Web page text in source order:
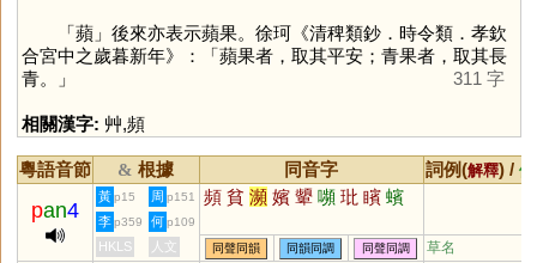
「 蘋」後來亦表示蘋果。徐珂《清稗類鈔．時令類．孝欽
合宮中之歲暮新年》：「蘋果者，取其平安；青果者，取其長
青。」
311 字
相關漢字: 艸,頻
粵語音節 & 根據 同音字 詞例(解釋) /
pan4
黃 p15 周 p151 頻 貧 瀕 嬪 顰 嚬 玭 矉 蠙
李 p359 何 p109
HKLS 人文 同聲同韻 同韻同調 同聲同調 草名